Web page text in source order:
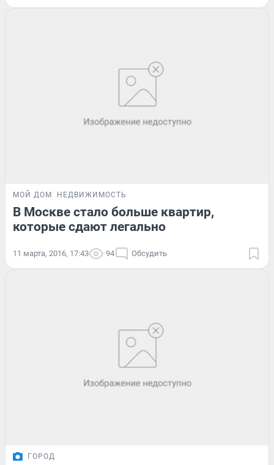
МОЙ ДОМ НЕДВИЖИМОСТЬ
В Москве стало больше квартир,
которые сдают легально
11 марта, 2016, 17:43 94 Обсудить
ГОРОД